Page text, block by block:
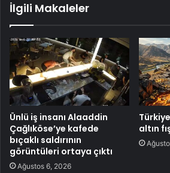
İlgili Makaleler
Ünlü iş insanı Alaaddin
Çağlıköse’ye kafede
bıçaklı saldırının
görüntüleri ortaya çıktı
Ağustos 6, 2026
altın